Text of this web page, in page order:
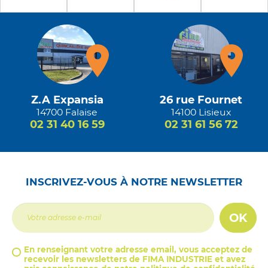
Z.A Expansia
14700 Falaise
02 31 40 16 59
26 rue Fournet
14100 Lisieux
02 31 61 56 72
INSCRIVEZ-VOUS À NOTRE NEWSLETTER
OK
En renseignant votre adresse email, vous acceptez de
recevoir les newsletters de FIMA INDUSTRIE et avez